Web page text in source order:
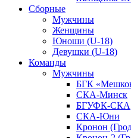
Сборные
Мужчины
Женщины
Юноши (U-18)
Девушки (U-18)
Команды
Мужчины
БГК
СКА-Минск
БГУФК-СКА
СКА-Юни
Кронон